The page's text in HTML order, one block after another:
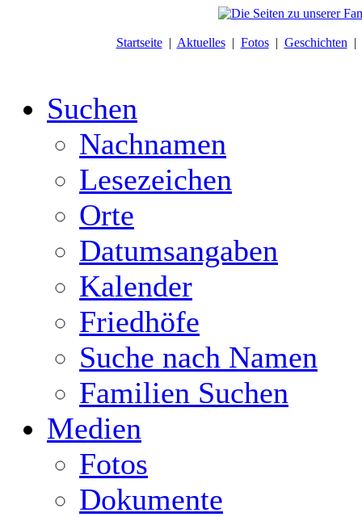
Startseite| Aktuelles| Fotos| Geschichten |
Suchen
Nachnamen
Lesezeichen
Orte
Datumsangaben
Kalender
Friedhöfe
Suche nach Namen
Familien Suchen
Medien
Fotos
Dokumente